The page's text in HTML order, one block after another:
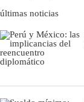
últimas noticias